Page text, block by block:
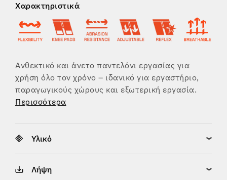
Χαρακτηριστικά
Ανθεκτικό και άνετο παντελόνι εργασίας για
χρήση όλο τον χρόνο – ιδανικό για εργαστήριο,
παραγωγικούς χώρους και εξωτερική εργασία.
Περισσότερα
Υλικό
Λήψη